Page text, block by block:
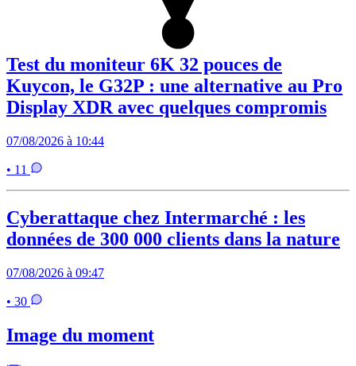
Test du moniteur 6K 32 pouces de
Kuycon, le G32P : une alternative au Pro
Display XDR avec quelques compromis
07/08/2026 à 10:44
• 11
Cyberattaque chez Intermarché : les
données de 300 000 clients dans la nature
07/08/2026 à 09:47
• 30
Image du moment